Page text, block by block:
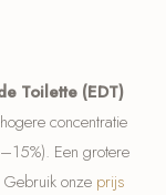
Toilette (EDT)
concentratie
Een grotere
onze prijs